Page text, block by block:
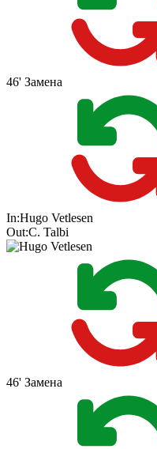
46' Замена
In:Hugo Vetlesen
Out:C. Talbi
46' Замена